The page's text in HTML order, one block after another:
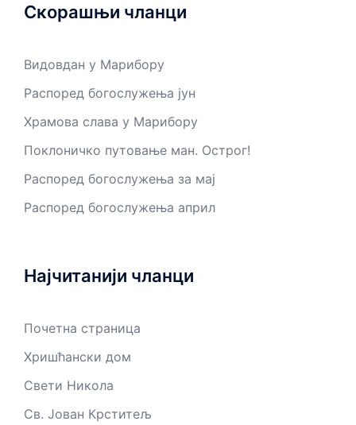
Скорашњи чланци
Видовдан у Марибору
Распоред богослужења јун
Храмова слава у Марибору
Поклоничко путовање ман. Острог!
Распоред богослужења за мај
Распоред богослужења април
Најчитанији чланци
Почетна страница
Хришћански дом
Свети Никола
Св. Јован Крститељ